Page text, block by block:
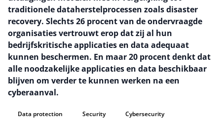
traditionele dataherstelprocessen zoals disaster
recovery. Slechts 26 procent van de ondervraagde
organisaties vertrouwt erop dat zij al hun
bedrijfskritische applicaties en data adequaat
kunnen beschermen. En maar 20 procent denkt dat
alle noodzakelijke applicaties en data beschikbaar
blijven om verder te kunnen werken na een
cyberaanval.
Data protection Security
Cybersecurity